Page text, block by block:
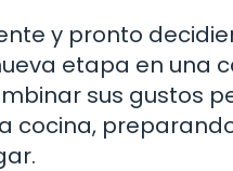
y pronto
etapa en una
sus gustos
cocina,